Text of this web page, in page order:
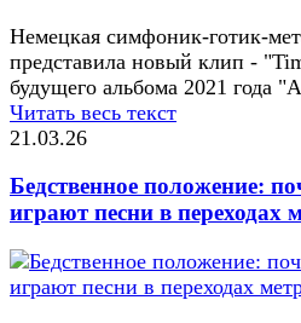
Немецкая симфоник-готик-
представила новый клип -
будущего альбома 2021 года
Читать весь текст
21.03.26
Бедственное положение:
играют песни в переходах